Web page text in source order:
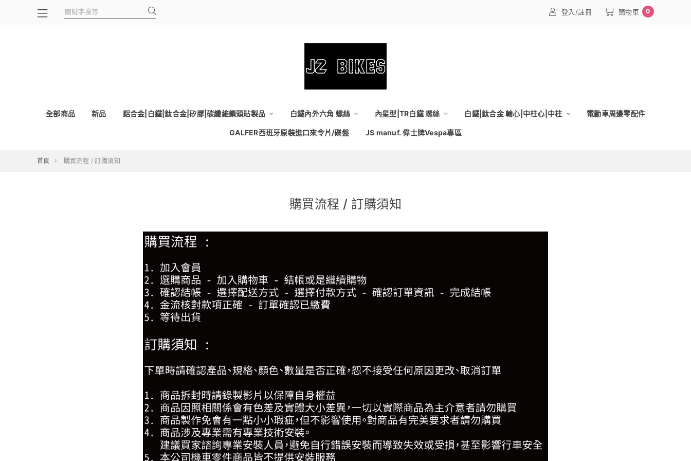
登入/註冊 購物車 0
全部商品 新品 鋁合金|白鐵|鈦合金|矽膠|碳纖維鎖頭貼製品 白鐵內外六角 螺絲 內星型|TR白鐵 螺絲 白鐵|鈦合金 輪心|中柱心|中柱 電動車周邊零配件
GALFER西班牙原裝進口來令片/碟盤 JS manuf. 偉士牌Vespa專區
首頁 購買流程 / 訂購須知
購買流程 / 訂購須知